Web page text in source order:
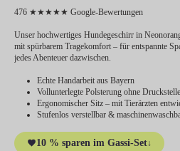
476 ★★★★★ Google-Bewertungen
Unser hochwertiges Hundegeschirr in
mit spürbarem Tragekomfort – für entspannte
jedes Abenteuer dazwischen.
Echte Handarbeit aus Bayern
Vollunterlegte Polsterung ohne
Ergonomischer Sitz – mit Tierärzten
Stufenlos verstellbar &
10 % sparen im Gassi-Set↓